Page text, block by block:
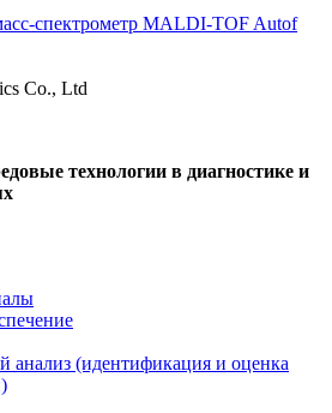
спектрометр MALDI-TOF Autof
Co., Ltd
технологии в диагностике и
анализ (идентификация и оценка